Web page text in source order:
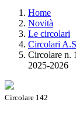
Home
Novità
Le circolari
Circolari
Circolare n.
2025-2026
Circolare 142